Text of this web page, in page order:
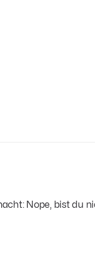
Nope, bist du